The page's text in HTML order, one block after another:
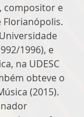
compositor e
1996), e
na UDESC
obteve o
(2015).